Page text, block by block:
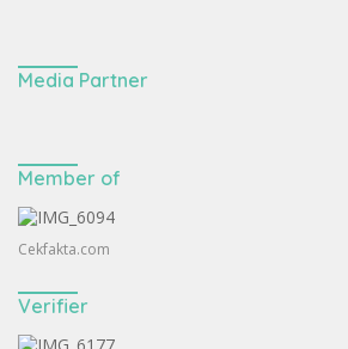
Media Partner
Member of
Cekfakta.com
Verifier